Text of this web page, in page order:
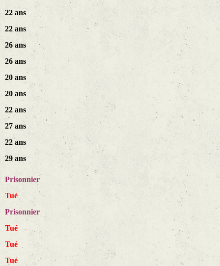
22 ans
22 ans
26 ans
26 ans
20 ans
20 ans
22 ans
27 ans
22 ans
29 ans
Prisonnier
Tué
Prisonnier
Tué
Tué
Tué